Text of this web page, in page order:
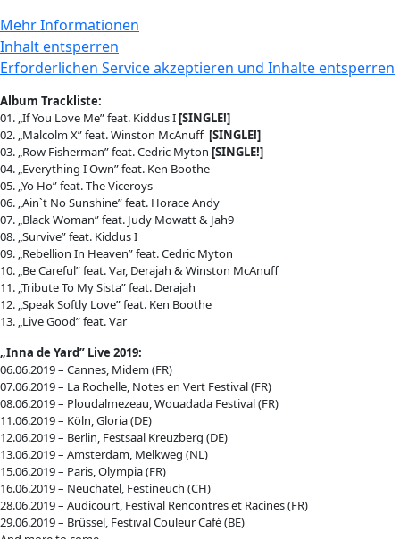
Mehr Informationen
Inhalt entsperren
Erforderlichen Service akzeptieren und Inhalte entsperren
Album Trackliste:
01. „If You Love Me” feat. Kiddus I [SINGLE!]
02. „Malcolm X” feat. Winston McAnuff [SINGLE!]
03. „Row Fisherman” feat. Cedric Myton [SINGLE!]
04. „Everything I Own” feat. Ken Boothe
05. „Yo Ho” feat. The Viceroys
06. „Ain`t No Sunshine” feat. Horace Andy
07. „Black Woman” feat. Judy Mowatt & Jah9
08. „Survive” feat. Kiddus I
09. „Rebellion In Heaven” feat. Cedric Myton
10. „Be Careful” feat. Var, Derajah & Winston McAnuff
11. „Tribute To My Sista” feat. Derajah
12. „Speak Softly Love” feat. Ken Boothe
13. „Live Good” feat. Var
„Inna de Yard” Live 2019:
06.06.2019 – Cannes, Midem (FR)
07.06.2019 – La Rochelle, Notes en Vert Festival (FR)
08.06.2019 – Ploudalmezeau, Wouadada Festival (FR)
11.06.2019 – Köln, Gloria (DE)
12.06.2019 – Berlin, Festsaal Kreuzberg (DE)
13.06.2019 – Amsterdam, Melkweg (NL)
15.06.2019 – Paris, Olympia (FR)
16.06.2019 – Neuchatel, Festineuch (CH)
28.06.2019 – Audicourt, Festival Rencontres et Racines (FR)
29.06.2019 – Brüssel, Festival Couleur Café (BE)